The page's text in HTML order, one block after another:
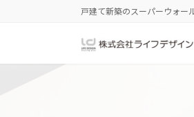
戸建て新築のスーパーウォー